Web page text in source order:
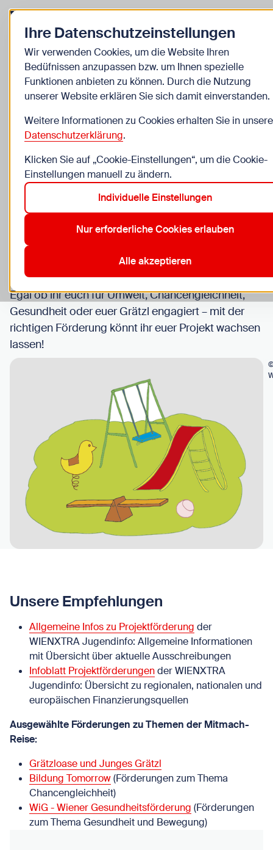
Zurück zur Startseite
Mitmachbox
Projektförderungen
Ihr habt eine tolle Idee für ein Projekt, das etwas
bewegt – in eurer Schule, im Grätzl oder in eurer
Jugendgruppe? Viele Förderstellen unterstützen
junge Menschen dabei, ihre Ideen in die Tat
Hier findet ihr eine Übersicht über aktuelle
Fördermöglichkeiten, hilfreiche Infos zur
Antragstellung und Tipps, wo ihr Unterstützung
bekommt.
Egal ob ihr euch für Umwelt, Chancengleichheit,
Gesundheit oder euer Grätzl engagiert – mit der
richtigen Förderung könnt ihr euer Projekt wachsen
lassen!
Unsere Empfehlungen
Allgemeine Infos zu Projektförderung der
WIENXTRA Jugendinfo: Allgemeine Informationen
mit Übersicht über aktuelle Ausschreibungen
Infoblatt Projektförderungender WIENXTRA
Jugendinfo: Übersicht zu regionalen, nationalen und
europäischen Finanzierungsquellen
Ausgewählte Förderungen zu Themen der Mitmach-
Reise:
Grätzloase und Junges Grätzl
Bildung Tomorrow(Förderungen zum Thema
Chancengleichheit)
WiG - Wiener Gesundheitsförderung (Förderungen
zum Thema Gesundheit und Bewegung)
Ihre Datenschutzeinstellungen
Wir verwenden Cookies, um die Website Ihren
Bedüfnissen anzupassen bzw. um Ihnen spezielle
Funktionen anbieten zu können. Durch die Nutzung
unserer Website erklären Sie sich damit einverstanden.
Weitere Informationen zu Cookies erhalten Sie in
Datenschutzerklärung.
Klicken Sie auf „Cookie-Einstellungen“, um die Cookie-
Einstellungen manuell zu ändern.
Individuelle Einstellungen
Nur erforderliche Cookies erlauben
Alle akzeptieren